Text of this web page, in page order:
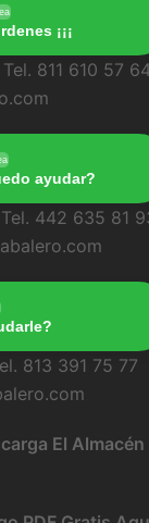
¡¡¡
Tel. 811
ayudar?
Tel. 442
Tel. 813
El